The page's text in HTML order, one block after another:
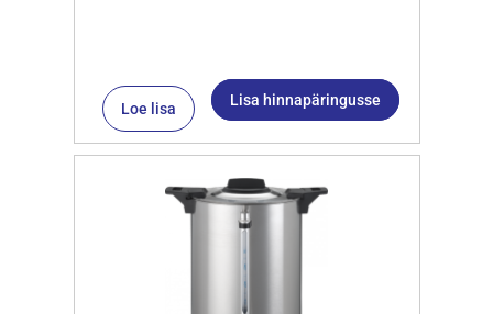
Loe lisa Lisa hinnapäringusse